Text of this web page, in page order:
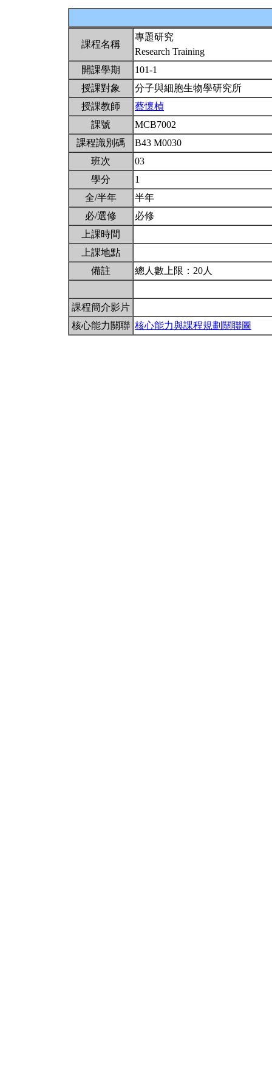
課程名稱
專題研究
Research Training
開課學期
101-1
授課對象
分子與細胞生物學研究所
授課教師
蔡懷楨
課號
MCB7002
課程識別碼
B43 M0030
班次
03
學分
1
全/半年
半年
必/選修
必修
上課時間
上課地點
備註
總人數上限：20人
課程簡介影片
核心能力關聯 核心能力與課程規劃關聯圖